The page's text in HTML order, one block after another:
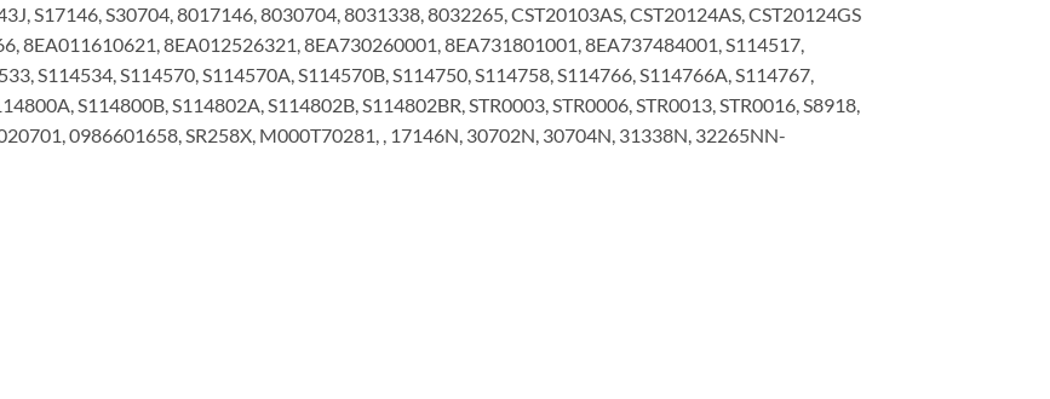
S17146, S30704, 8017146, 8030704, 8031338, 8032265, CST20103AS, CST20124AS, CST20124GS
8EA011610621, 8EA012526321, 8EA730260001, 8EA731801001, 8EA737484001, S114517,
S114534, S114570, S114570A, S114570B, S114750, S114758, S114766, S114766A, S114767,
S114800B, S114802A, S114802B, S114802BR, STR0003, STR0006, STR0013, STR0016, S8918,
0986601658, SR258X, M000T70281, , 17146N, 30702N, 30704N, 31338N, 32265NN-